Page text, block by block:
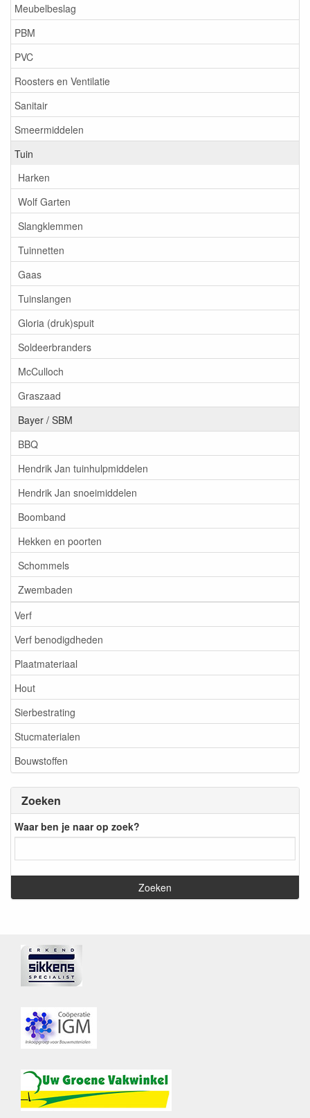
Meubelbeslag
PBM
PVC
Roosters en Ventilatie
Sanitair
Smeermiddelen
Tuin
Harken
Wolf Garten
Slangklemmen
Tuinnetten
Gaas
Tuinslangen
Gloria (druk)spuit
Soldeerbranders
McCulloch
Graszaad
Bayer / SBM
BBQ
Hendrik Jan tuinhulpmiddelen
Hendrik Jan snoeimiddelen
Boomband
Hekken en poorten
Schommels
Zwembaden
Verf
Verf benodigdheden
Plaatmateriaal
Hout
Sierbestrating
Stucmaterialen
Bouwstoffen
Zoeken
Waar ben je naar op zoek?